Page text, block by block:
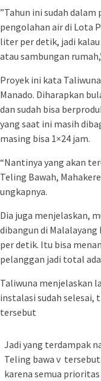
”Tahun ini sudah
pengolahan air di Lota
liter per detik, jadi
atau sambungan
Proyek ini kata
Manado. Diharapkan
dan sudah bisa
yang saat ini masih
masing bisa 1×24 jam.
“Nantinya yang akan
Teling Bawah,
ungkapnya.
Dia juga menjelaskan,
dibangun di
per detik. Itu bisa
pelanggan jadi total
Taliwuna menjelaskan
instalasi sudah
tersebut
Jadi yang terdampak
Teling bawa v
karena semua